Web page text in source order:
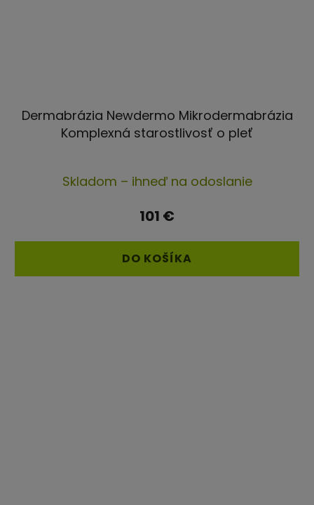
Dermabrázia Newdermo Mikrodermabrázia
Komplexná starostlivosť o pleť
Skladom – ihneď na odoslanie
101 €
DO KOŠÍKA